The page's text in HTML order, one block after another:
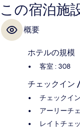
この宿泊施
概要
ホテルの規模
客室 : 308
チェックイン
チェックイ
アーリーチ
レイトチェ